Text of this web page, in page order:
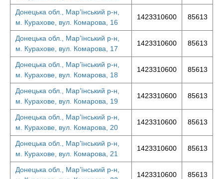
Донецька обл., Мар’їнський р-н,
м. Курахове, вул. Комарова, 16
1423310600 85613
Донецька обл., Мар’їнський р-н,
м. Курахове, вул. Комарова, 17
1423310600 85613
Донецька обл., Мар’їнський р-н,
м. Курахове, вул. Комарова, 18
1423310600 85613
Донецька обл., Мар’їнський р-н,
м. Курахове, вул. Комарова, 19
1423310600 85613
Донецька обл., Мар’їнський р-н,
м. Курахове, вул. Комарова, 20
1423310600 85613
Донецька обл., Мар’їнський р-н,
м. Курахове, вул. Комарова, 21
1423310600 85613
Донецька обл., Мар’їнський р-н,
1423310600 85613